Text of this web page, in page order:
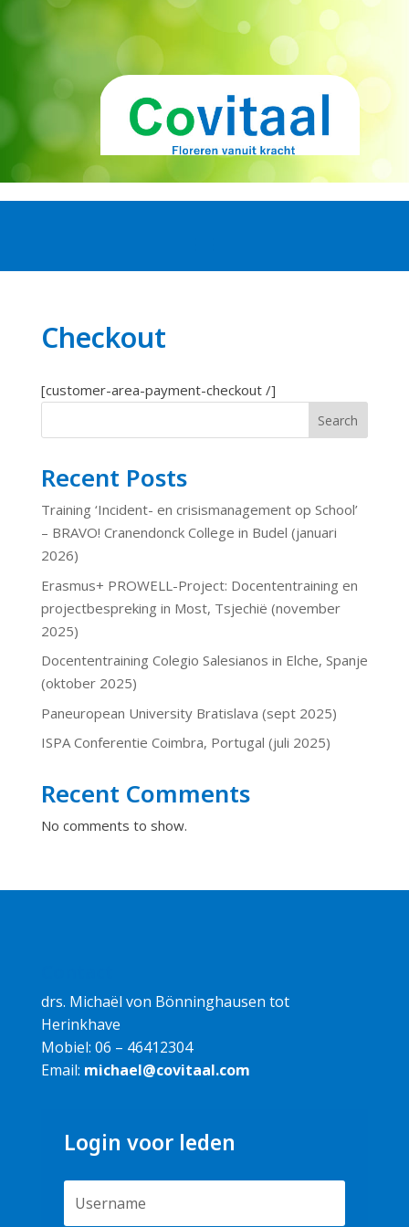
Checkout
[customer-area-payment-checkout /]
Search
Recent Posts
Training ‘Incident- en crisismanagement op School’
– BRAVO! Cranendonck College in Budel (januari
2026)
Erasmus+ PROWELL-Project: Docententraining en
projectbespreking in Most, Tsjechië (november
2025)
Docententraining Colegio Salesianos in Elche, Spanje
(oktober 2025)
Paneuropean University Bratislava (sept 2025)
ISPA Conferentie Coimbra, Portugal (juli 2025)
Recent Comments
No comments to show.
drs. Michaël von Bönninghausen tot
Herinkhave
Mobiel: 06 – 46412304
Email: michael@covitaal.com
Login voor leden